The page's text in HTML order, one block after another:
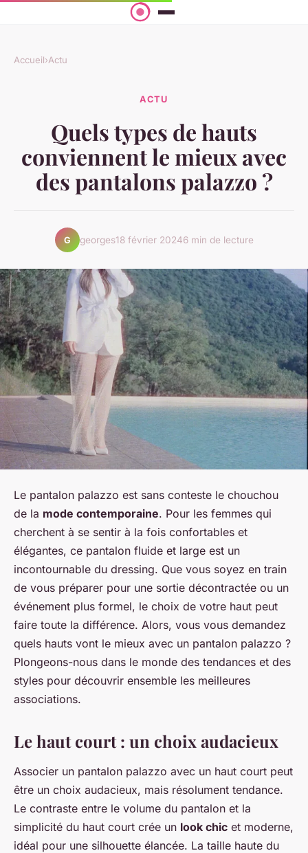
Accueil›Actu
ACTU
Quels types de hauts
conviennent le mieux avec
des pantalons palazzo ?
G georges18 février 20246 min de lecture
Le pantalon palazzo est sans conteste le chouchou
de la mode contemporaine. Pour les femmes qui
cherchent à se sentir à la fois confortables et
élégantes, ce pantalon fluide et large est un
incontournable du dressing. Que vous soyez en train
de vous préparer pour une sortie décontractée ou un
événement plus formel, le choix de votre haut peut
faire toute la différence. Alors, vous vous demandez
quels hauts vont le mieux avec un pantalon palazzo ?
Plongeons-nous dans le monde des tendances et des
styles pour découvrir ensemble les meilleures
associations.
Le haut court : un choix audacieux
Associer un pantalon palazzo avec un haut court peut
être un choix audacieux, mais résolument tendance.
Le contraste entre le volume du pantalon et la
simplicité du haut court crée un look chic et moderne,
idéal pour une silhouette élancée. La taille haute du